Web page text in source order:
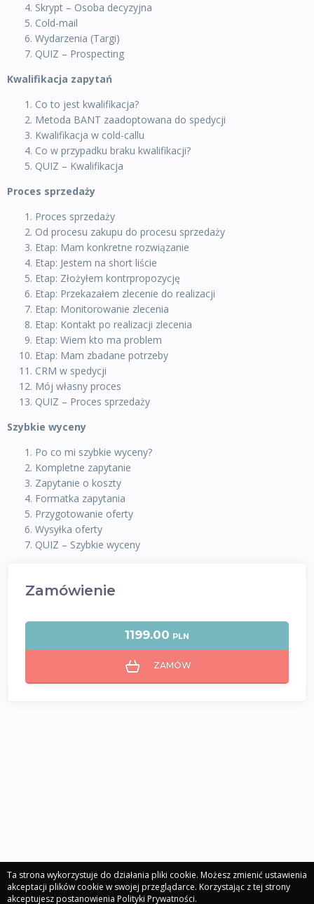
Skrypt – Osoba decyzyjna
Cold-mail
Wydarzenia (Targi)
QUIZ – Prospecting
Kwalifikacja zapytań
Co to jest kwalifikacja?
Metoda BANT zaadoptowana do spedycji
Kwalifikacja w cold-callu
Co w przypadku braku kwalifikacji?
QUIZ – Kwalifikacja
Proces sprzedaży
Proces sprzedaży
Od procesu zakupu do procesu sprzedaży
Etap: Mam konkretne rozwiązanie
Etap: Jestem na short liście
Etap: Złożyłem kontrpropozycję
Etap: Przekazałem zlecenie do realizacji
Etap: Monitorowanie zlecenia
Etap: Kontakt po realizacji zlecenia
Etap: Wiem kto ma problem
Etap: Mam zbadane potrzeby
CRM w spedycji
Mój własny proces
QUIZ – Proces sprzedaży
Szybkie wyceny
Po co mi szybkie wyceny?
Kompletne zapytanie
Zapytanie o koszty
Formatka zapytania
Przygotowanie oferty
Wysyłka oferty
QUIZ – Szybkie wyceny
Zamówienie
1199.00 PLN
ZAMÓW
Ta strona wykorzystuje do działania pliki cookie. Możesz zmienić ustawienia
akceptacji plików cookie w swojej przeglądarce. Korzystając z tej strony
akceptujesz postanowienia Polityki Prywatności.